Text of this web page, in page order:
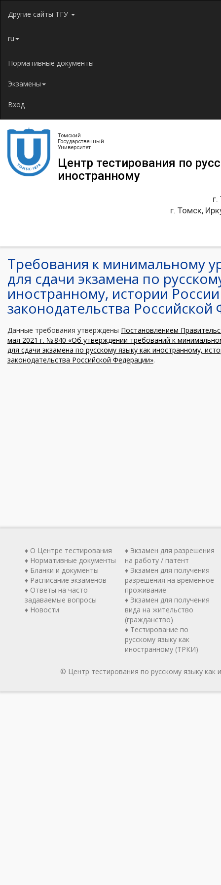
Другие сайты ТГУ
ru
Нормативные документы
Экзамены
Вход
Томский
Государственный
Университет
Центр тестирования по
иностранному
г. Томск,
Требования к минимальному
для сдачи экзамена по
иностранному, истории
законодательства
Данные требования утверждены Постановлением
мая 2021 г. № 840 «Об утверждении требований к
для сдачи экзамена по русскому языку как иностранному,
законодательства Российской Федерации».
♦ О Центре тестирования
♦ Нормативные документы
♦ Бланки и документы
♦ Расписание экзаменов
♦ Ответы на часто
задаваемые вопросы
♦ Новости
♦ Экзамен для разрешения
на работу / патент
♦ Экзамен для получения
разрешения на временное
проживание
♦ Экзамен для получения
вида на жительство
(гражданство)
♦ Тестирование по
русскому языку как
иностранному (ТРКИ)
© Центр тестирования по русскому языку как